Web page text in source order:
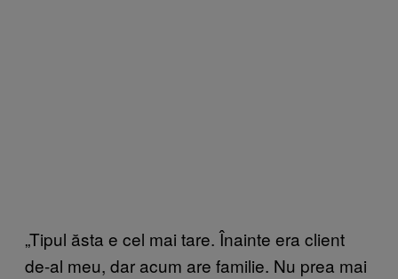
„Tipul ăsta e cel mai tare. Înainte era client
de-al meu, dar acum are familie. Nu prea mai